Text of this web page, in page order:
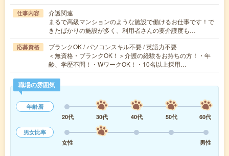
仕事内容
介護関連
まるで高級マンションのような施設で働けるお仕事です！で
きたばかりの施設が多く、利用者さんの要介護度も…
応募資格
ブランクOK / パソコンスキル不要 / 英語力不要
＜無資格・ブランクOK！＞介護の経験をお持ちの方！・年
齢、学歴不問！・WワークOK！・10名以上採用…
職場の雰囲気
年齢層
20代
30代 40代 50代
60代
男女比率
女性
男性